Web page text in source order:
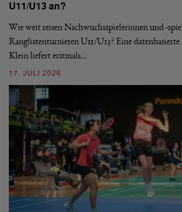
U11/U13 an?
Wie weit reisen Nachwuchsspielerinnen und -
Ranglistenturnieren U11/U13? Eine
Klein liefert erstmals…
17. JULI 2026